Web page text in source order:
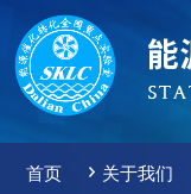
首页 关于我们